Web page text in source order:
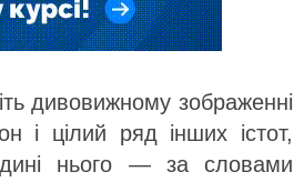
дивовижному зображенні
і цілий ряд інших істот,
нього — за словами